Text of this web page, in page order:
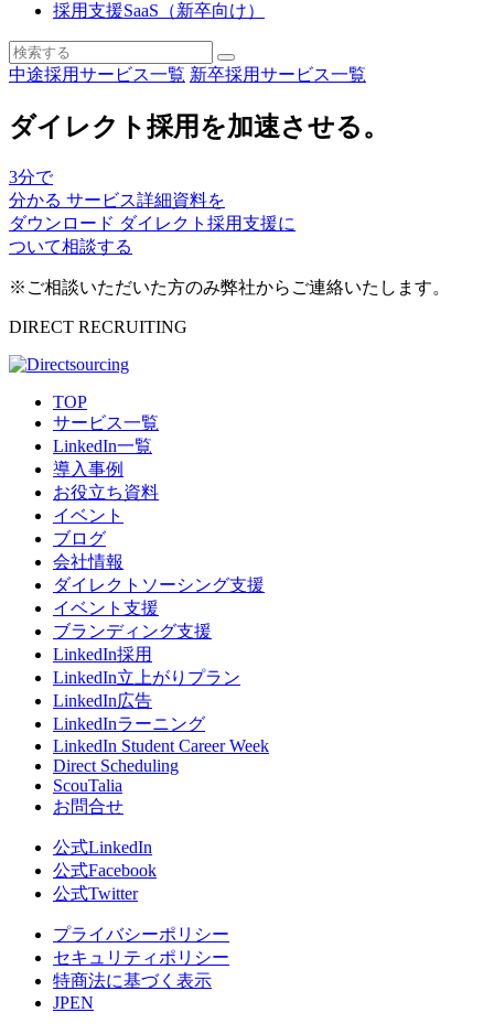
採用支援SaaS（新卒向け）
中途採用サービス一覧 新卒採用サービス一覧
ダイレクト採用を加速させる。
3分で
分かる サービス詳細資料を
ダウンロード ダイレクト採用支援に
ついて相談する
※ご相談いただいた方のみ弊社からご連絡いたします。
DIRECT RECRUITING
TOP
サービス一覧
LinkedIn一覧
導入事例
お役立ち資料
イベント
ブログ
会社情報
ダイレクトソーシング支援
イベント支援
ブランディング支援
LinkedIn採用
LinkedIn立上がりプラン
LinkedIn広告
LinkedInラーニング
LinkedIn Student Career Week
Direct Scheduling
ScouTalia
お問合せ
公式LinkedIn
公式Facebook
公式Twitter
プライバシーポリシー
セキュリティポリシー
特商法に基づく表示
JPEN